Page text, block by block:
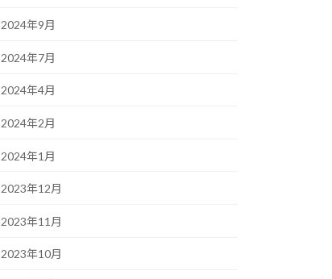
2024年9月
2024年7月
2024年4月
2024年2月
2024年1月
2023年12月
2023年11月
2023年10月